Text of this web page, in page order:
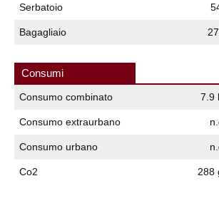
Serbatoio
Bagagliaio
Consumi
Consumo combinato 7.9
Consumo extraurbano
Consumo urbano
Co2 288